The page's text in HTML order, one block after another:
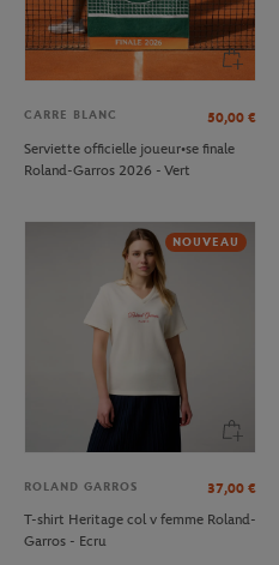
CARRE BLANC 50,00 €
Serviette officielle joueur•se finale
Roland-Garros 2026 - Vert
NOUVEAU
ROLAND GARROS 37,00 €
T-shirt Heritage col v femme Roland-
Garros - Ecru